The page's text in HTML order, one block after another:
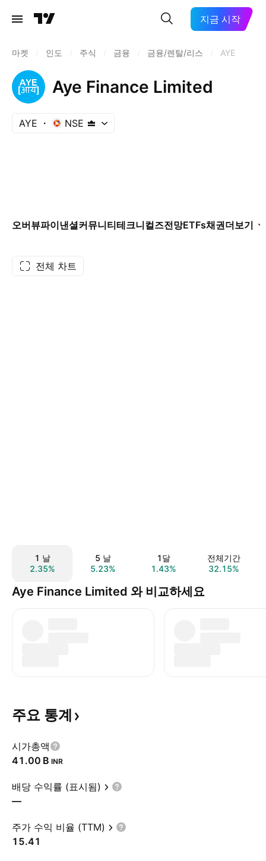
지금 시작
마켓 인도 주식 금융 금융/렌탈/리스 AYE
Aye Finance Limited
AYE NSE
오버뷰파이낸셜커뮤니티테크니컬즈전망ETFs채권더보기
전체 차트
1 날
2.35%
5 날
5.23%
1달
1.43%
전체기간
32.15%
Aye Finance Limited 와 비교하세요
주요 통계
시가총액
‪41.00 B‬ INR
배당 수익률 (표시됨)
—
주가 수익 비율 (TTM)
15.41